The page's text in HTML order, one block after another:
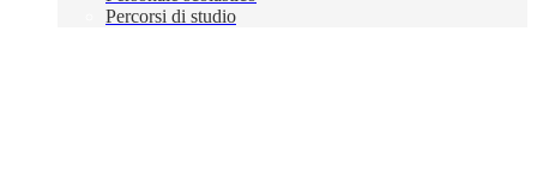
Percorsi di studio